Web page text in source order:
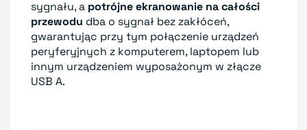
sygnału, a potrójne ekranowanie na całości
przewodu dba o sygnał bez zakłóceń,
gwarantując przy tym połączenie urządzeń
peryferyjnych z komputerem, laptopem lub
innym urządzeniem wyposażonym w złącze
USB A.